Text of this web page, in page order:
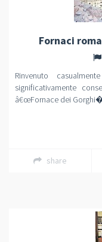
Fornaci
Rinvenuto
significativamente
â€œFornace dei
share